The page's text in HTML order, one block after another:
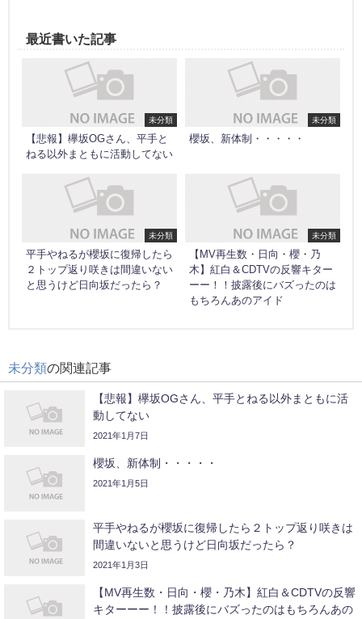
最近書いた記事
未分類
【悲報】欅坂OGさん、平手と
ねる以外まともに活動してない
未分類
櫻坂、新体制・・・・・
未分類
平手やねるが櫻坂に復帰したら
２トップ返り咲きは間違いない
と思うけど日向坂だったら？
未分類
【MV再生数・日向・櫻・乃
木】紅白＆CDTVの反響キター
ーー！！披露後にバズったのは
もちろんあのアイド
未分類の関連記事
【悲報】欅坂OGさん、平手とねる以外まともに活
動してない
2021年1月7日
櫻坂、新体制・・・・・
2021年1月5日
平手やねるが櫻坂に復帰したら２トップ返り咲きは
間違いないと思うけど日向坂だったら？
2021年1月3日
【MV再生数・日向・櫻・乃木】紅白＆CDTVの反響
キターーー！！披露後にバズったのはもちろんあの